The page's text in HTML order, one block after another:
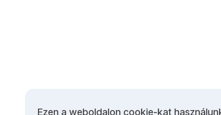
Ezen a weboldalon cookie-kat